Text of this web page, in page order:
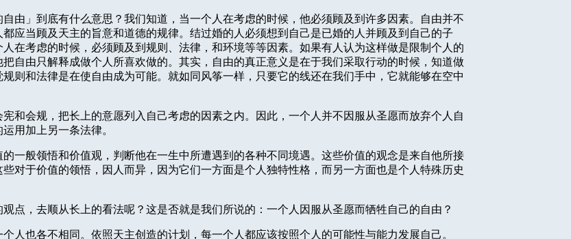
由」到底有什么意思？我们知道，当一个人在考虑的时候，他必须顾及到许多因素。自由并不
应当顾及天主的旨意和道德的规律。结过婚的人必须想到自己是已婚的人并顾及到自己的子
在考虑的时候，必须顾及到规则、法律，和环境等等因素。如果有人认为这样做是限制个人的
自由只解释成做个人所喜欢做的。其实，自由的真正意义是在于我们采取行动的时候，知道做
则和法律是在使自由成为可能。就如同风筝一样，只要它的线还在我们手中，它就能够在空中
和会规，把长上的意愿列入自己考虑的因素之内。因此，一个人并不因服从圣愿而放弃个人自
用加上另一条法律。
的一般领悟和价值观，判断他在一生中所遭遇到的各种不同境遇。这些价值的观念是来自他所接
对于价值的领悟，因人而异，因为它们一方面是个人独特性格，而另一方面也是个人特殊历史
点，去顺从长上的看法呢？这是否就是我们所说的：一个人因服从圣愿而牺牲自己的自由？
人也各不相同。依照天主创造的计划，每一个人都应该按照个人的可能性与能力发展自己。